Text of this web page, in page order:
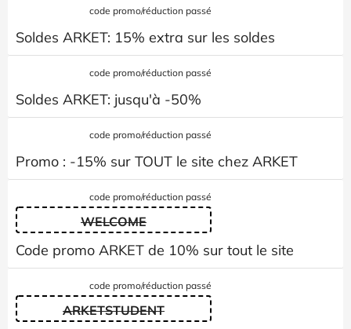
code promo/réduction passé
Soldes ARKET: 15% extra sur les soldes
code promo/réduction passé
Soldes ARKET: jusqu'à -50%
code promo/réduction passé
Promo : -15% sur TOUT le site chez ARKET
code promo/réduction passé
WELCOME
Code promo ARKET de 10% sur tout le site
code promo/réduction passé
ARKETSTUDENT